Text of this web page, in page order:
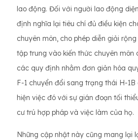
lao động. Đối với người lao động
định nghĩa lại tiêu chí đủ điều kiện
chuyên môn, cho phép diễn giải
tập trung vào kiến ​​thức chuyên môn
các quy định nhằm đơn giản hóa
F-1 chuyển đổi sang trạng thái H-
hiện việc đó với sự gián đoạn tối
cư trú hợp pháp và việc làm của họ.
Những cập nhật này cũng mang lại